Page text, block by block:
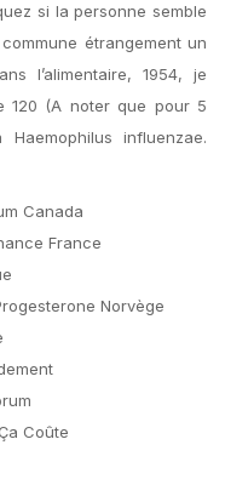
si la personne semble
étrangement un
l’alimentaire, 1954, je
120 (A noter que pour 5
influenzae.
Canada
France
Norvège
Coûte